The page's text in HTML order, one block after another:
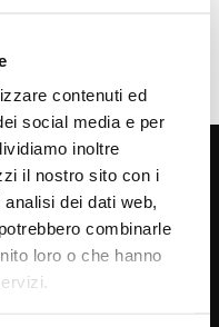
contenuti ed
social media e per
inoltre
il nostro sito con i
dei dati web,
combinarle
loro o che hanno